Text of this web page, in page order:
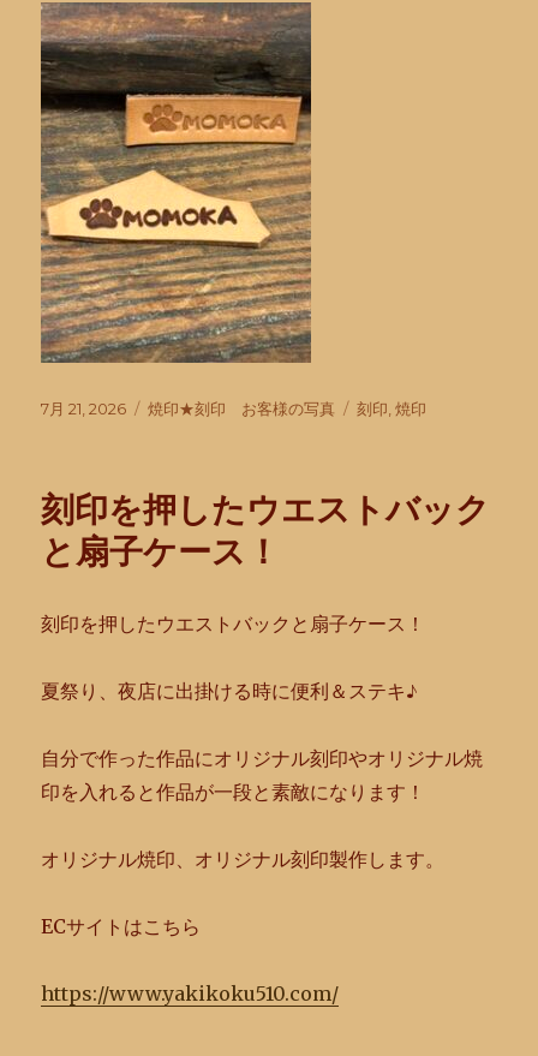
投
7月 21, 2026
カ
ー
焼印★刻印 お客様の写真
タ
刻印 ,焼印
刻印を押したウエストバック
と扇子ケース！
刻印を押したウエストバックと扇子ケース！
夏祭り、夜店に出掛ける時に便利＆ステキ♪
自分で作った作品にオリジナル刻印やオリジナル焼
印を入れると作品が一段と素敵になります！
オリジナル焼印、オリジナル刻印製作します。
ECサイトはこちら
https://www.yakikoku510.com/